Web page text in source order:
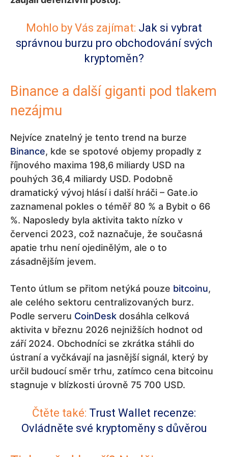
Mohlo by Vás zajímat: Jak si vybrat
správnou burzu pro obchodování svých
kryptoměn?
Binance a další giganti pod tlakem
nezájmu
Nejvíce znatelný je tento trend na burze
Binance, kde se spotové objemy propadly z
říjnového maxima 198,6 miliardy USD na
pouhých 36,4 miliardy USD. Podobně
dramatický vývoj hlásí i další hráči – Gate.io
zaznamenal pokles o téměř 80 % a Bybit o 66
%. Naposledy byla aktivita takto nízko v
červenci 2023, což naznačuje, že současná
apatie trhu není ojedinělým, ale o to
zásadnějším jevem.
Tento útlum se přitom netýká pouze bitcoinu,
ale celého sektoru centralizovaných burz.
Podle serveru CoinDesk dosáhla celková
aktivita v březnu 2026 nejnižších hodnot od
září 2024. Obchodníci se zkrátka stáhli do
ústraní a vyčkávají na jasnější signál, který by
určil budoucí směr trhu, zatímco cena bitcoinu
stagnuje v blízkosti úrovně 75 700 USD.
Čtěte také: Trust Wallet recenze:
Ovládněte své kryptoměny s důvěrou